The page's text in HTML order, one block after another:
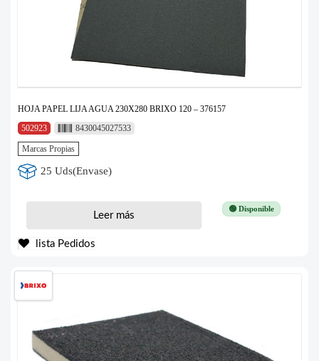
HOJA PAPEL LIJA AGUA 230X280 BRIXO 120 – 376157
502923
8430045027533
Marcas Propias
25 Uds(Envase)
🟢 Disponible
Leer más
lista Pedidos